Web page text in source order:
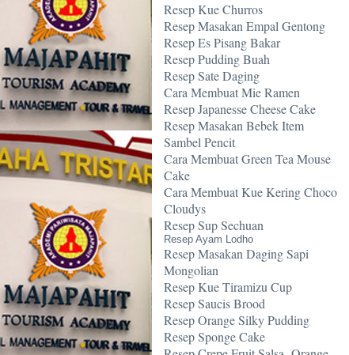
Resep Kue Churros
Resep Masakan Empal Gentong
Resep Es Pisang Bakar
Resep Pudding Buah
Resep Sate Daging
Cara Membuat Mie Ramen
Resep Japanesse Cheese Cake
Resep Masakan Bebek Item
Sambel Pencit
Cara Membuat Green Tea Mouse
Cake
Cara Membuat Kue Kering Choco
Cloudys
Resep Sup Sechuan
Resep Ayam Lodho
Resep Masakan Daging Sapi
Mongolian
Resep Kue Tiramizu Cup
Resep Saucis Brood
Resep Orange Silky Pudding
Resep Sponge Cake